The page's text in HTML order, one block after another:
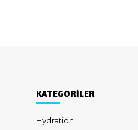
KATEGORİLER
Hydration